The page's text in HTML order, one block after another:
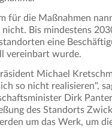
für die Maßnahmen
Bis mindestens
eine
vereinbart wurde.
Michael
so nicht realisieren",
Dirk Panter
des Standorts
um das Werk, um